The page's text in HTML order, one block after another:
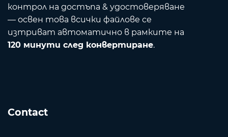
контрол на достъпа & удостоверяване
— освен това всички файлове се
изтриват автоматично в рамките на
120 минути след конвертиране.
Contact